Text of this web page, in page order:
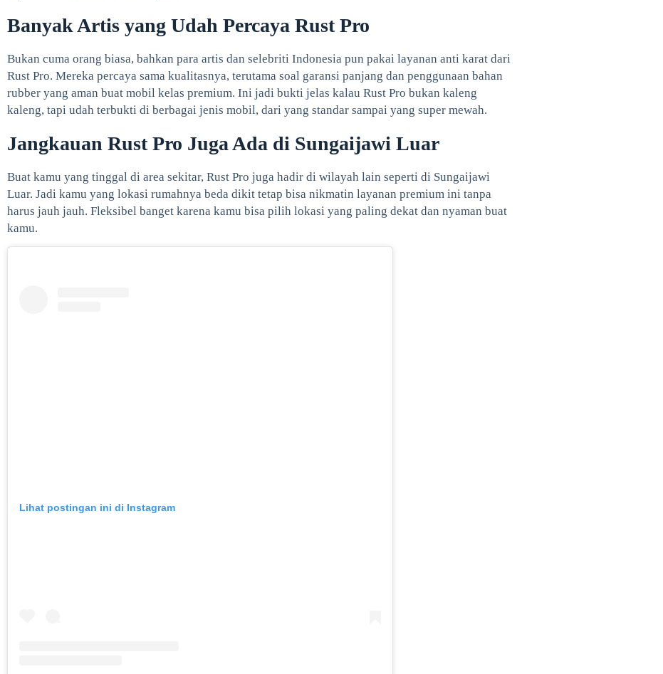
Banyak Artis yang Udah Percaya Rust Pro
Bukan cuma orang biasa, bahkan para artis dan selebriti Indonesia pun pakai layanan anti karat dari
Rust Pro. Mereka percaya sama kualitasnya, terutama soal garansi panjang dan penggunaan bahan
rubber yang aman buat mobil kelas premium. Ini jadi bukti jelas kalau Rust Pro bukan kaleng
kaleng, tapi udah terbukti di berbagai jenis mobil, dari yang standar sampai yang super mewah.
Jangkauan Rust Pro Juga Ada di Sungaijawi Luar
Buat kamu yang tinggal di area sekitar, Rust Pro juga hadir di wilayah lain seperti di Sungaijawi
Luar. Jadi kamu yang lokasi rumahnya beda dikit tetap bisa nikmatin layanan premium ini tanpa
harus jauh jauh. Fleksibel banget karena kamu bisa pilih lokasi yang paling dekat dan nyaman buat
kamu.
Lihat postingan ini di Instagram